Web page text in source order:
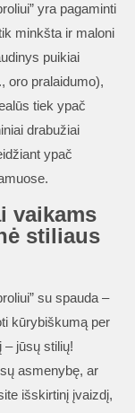
yra pagaminti
minkšta ir maloni
puikiai
oro pralaidumo),
tiek ypač
drabužiai
ypač
vaikams
stiliaus
su spauda –
kūrybiškumą per
– jūsų stilių!
asmenybę, ar
išskirtinį įvaizdį,